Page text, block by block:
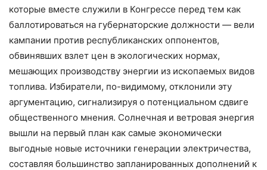
которые вместе служили в Конгрессе перед тем как
баллотироваться на губернаторские должности — вели
кампании против республиканских оппонентов,
обвинявших взлет цен в экологических нормах,
мешающих производству энергии из ископаемых видов
топлива. Избиратели, по-видимому, отклонили эту
аргументацию, сигнализируя о потенциальном сдвиге
общественного мнения. Солнечная и ветровая энергия
вышли на первый план как самые экономически
выгодные новые источники генерации электричества,
составляя большинство запланированных дополнений к